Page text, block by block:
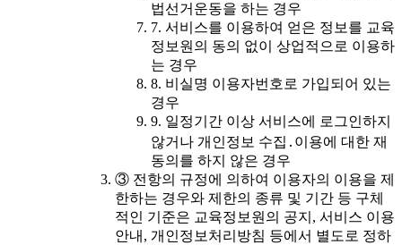
법선거운동을 하는 경우
7. 서비스를 이용하여 얻은 정보를 교육
정보원의 동의 없이 상업적으로 이용하
는 경우
8. 비실명 이용자번호로 가입되어 있는
경우
9. 일정기간 이상 서비스에 로그인하지
않거나 개인정보 수집․이용에 대한 재
동의를 하지 않은 경우
③ 전항의 규정에 의하여 이용자의 이용을 제
한하는 경우와 제한의 종류 및 기간 등 구체
적인 기준은 교육정보원의 공지, 서비스 이용
안내, 개인정보처리방침 등에서 별도로 정하